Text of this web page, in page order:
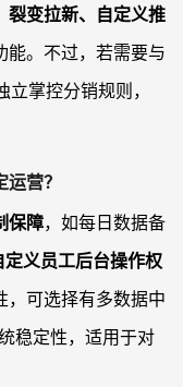
裂变拉新、自定义推
能。不过，若需要与
掌控分销规则，
营？
保障，如每日数据备
定义员工后台操作权
，可选择有多数据中
稳定性，适用于对